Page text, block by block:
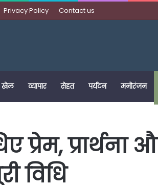
Privacy Policy Contact us
खेल व्यापार सेहत पर्यटन मनोरंजन
प्रेम, प्रार्थना
विधि